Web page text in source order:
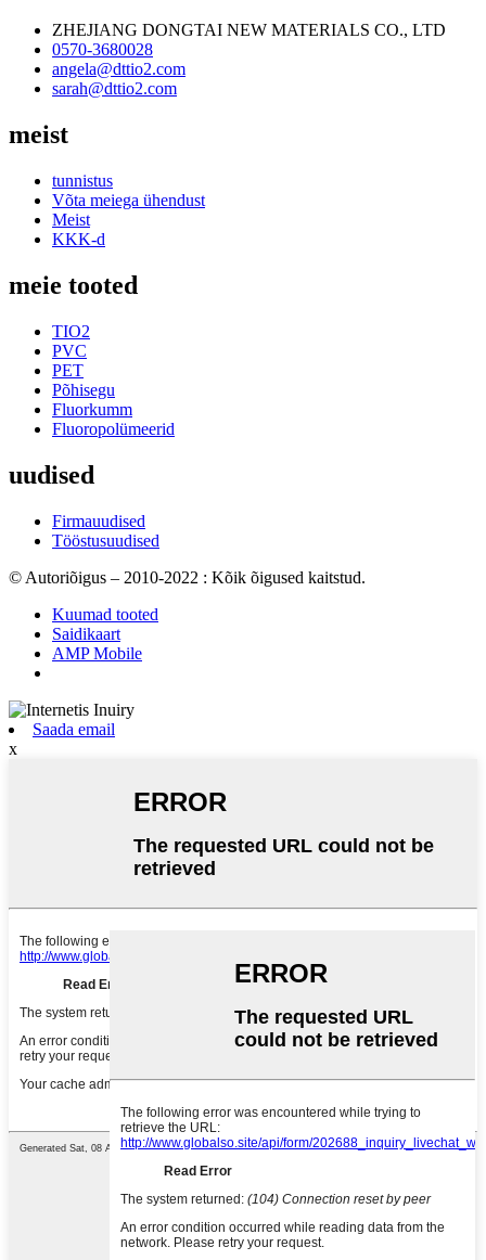
ZHEJIANG DONGTAI NEW MATERIALS CO., LTD
0570-3680028
angela@dttio2.com
sarah@dttio2.com
meist
tunnistus
Võta meiega ühendust
Meist
KKK-d
meie tooted
TIO2
PVC
PET
Põhisegu
Fluorkumm
Fluoropolümeerid
uudised
Firmauudised
Tööstusuudised
© Autoriõigus – 2010-2022 : Kõik õigused kaitstud.
Kuumad tooted
Saidikaart
AMP Mobile
Saada email
x